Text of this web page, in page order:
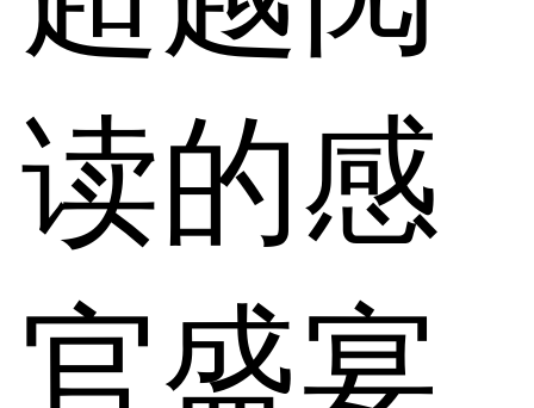
读的感
官盛宴